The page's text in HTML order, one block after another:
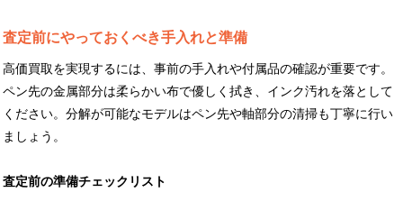
査定前にやっておくべき手入れと準備
高価買取を実現するには、事前の手入れや付属品の確認が重要です。
ペン先の金属部分は柔らかい布で優しく拭き、インク汚れを落として
ください。分解が可能なモデルはペン先や軸部分の清掃も丁寧に行い
ましょう。
査定前の準備チェックリスト